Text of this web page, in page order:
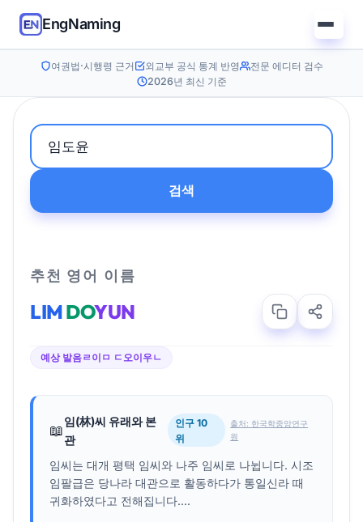
EngNaming
여권법·시행령 근거 외교부 공식 통계 반영
전문 에디터 검수
2026년 최신 기준
검색
추천 영어 이름
LIMDOYUN
예상 발음ㄹ이ㅁ ㄷ오이우ㄴ
📖
임(林)씨 유래와 본
관
인구 10
위
출처: 한국학중앙연구
원
임씨는 대개 평택 임씨와 나주 임씨로 나뉩니다. 시조
임팔급은 당나라 대관으로 활동하다가 통일신라 때
귀화하였다고 전해집니다....